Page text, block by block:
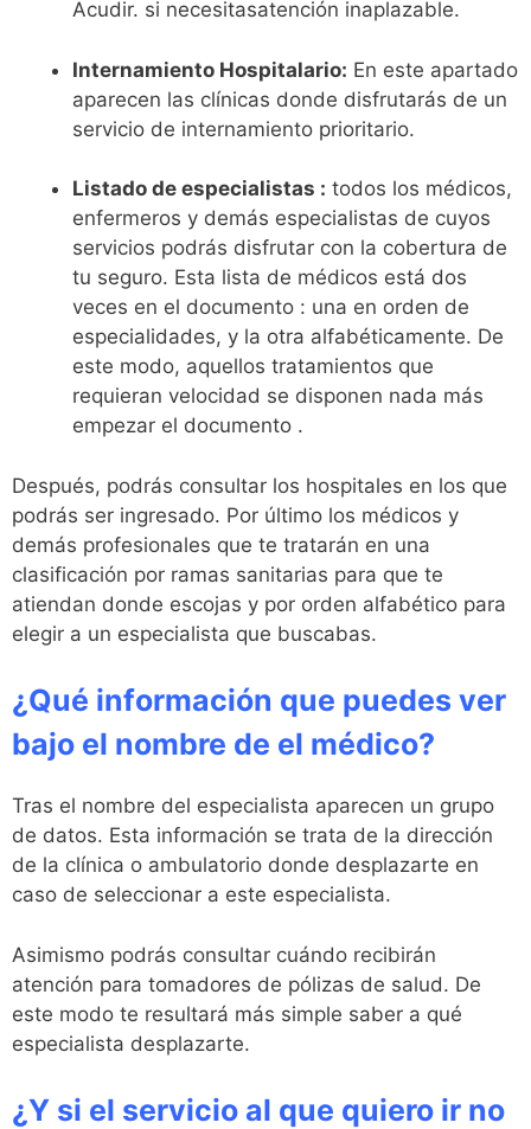
Acudir. si necesitasatención inaplazable.
Internamiento Hospitalario: En este apartado
aparecen las clínicas donde disfrutarás de un
servicio de internamiento prioritario.
Listado de especialistas : todos los médicos,
enfermeros y demás especialistas de cuyos
servicios podrás disfrutar con la cobertura de
tu seguro. Esta lista de médicos está dos
veces en el documento : una en orden de
especialidades, y la otra alfabéticamente. De
este modo, aquellos tratamientos que
requieran velocidad se disponen nada más
empezar el documento .
Después, podrás consultar los hospitales en los que
podrás ser ingresado. Por último los médicos y
demás profesionales que te tratarán en una
clasificación por ramas sanitarias para que te
atiendan donde escojas y por orden alfabético para
elegir a un especialista que buscabas.
¿Qué información que puedes ver
bajo el nombre de el médico?
Tras el nombre del especialista aparecen un grupo
de datos. Esta información se trata de la dirección
de la clínica o ambulatorio donde desplazarte en
caso de seleccionar a este especialista.
Asimismo podrás consultar cuándo recibirán
atención para tomadores de pólizas de salud. De
este modo te resultará más simple saber a qué
especialista desplazarte.
¿Y si el servicio al que quiero ir no